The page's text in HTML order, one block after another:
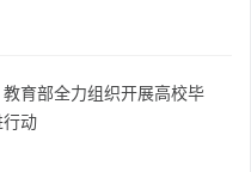
育部全力组织开展高校毕
行动